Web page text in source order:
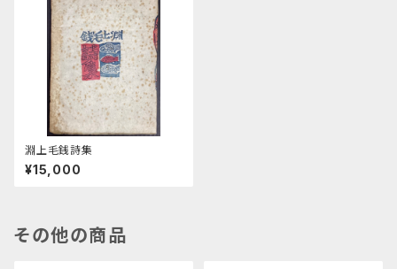
淵上毛銭詩集
¥15,000
その他の商品